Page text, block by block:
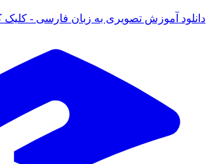
آموزش تصویری به زبان فارسی - کلیک کنید